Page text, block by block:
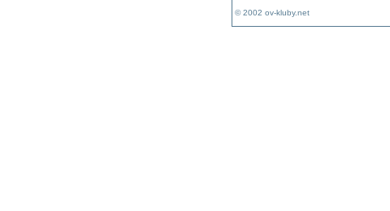
© 2002 ov-kluby.net